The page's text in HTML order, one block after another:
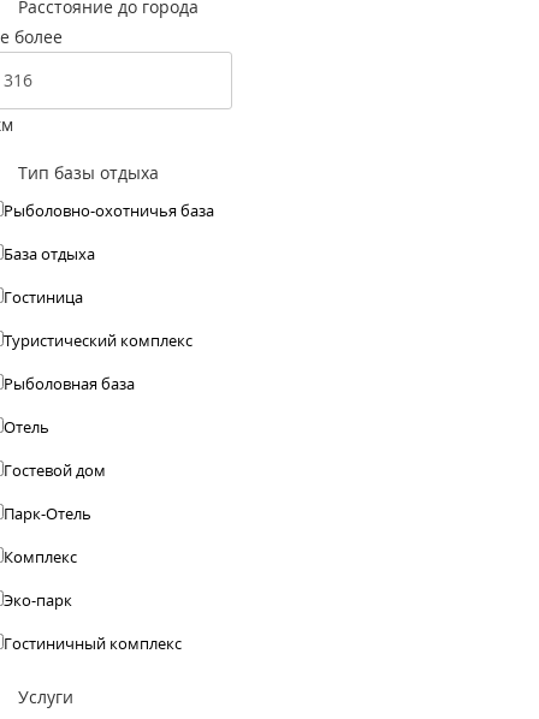
Расстояние до города
более
Тип базы отдыха
Рыболовно-охотничья база
База отдыха
Гостиница
Туристический комплекс
Рыболовная база
Отель
Гостевой дом
Парк-Отель
Комплекс
Эко-парк
Гостиничный комплекс
Услуги